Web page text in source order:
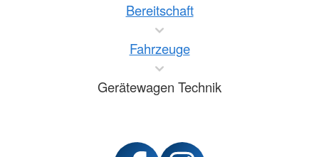
Bereitschaft
Fahrzeuge
Gerätewagen Technik